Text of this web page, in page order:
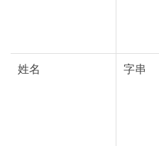
姓名 字串